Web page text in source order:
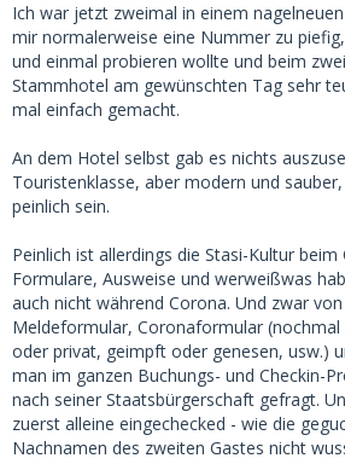
Ich war jetzt zweimal in einem
mir normalerweise eine Nummer zu
und einmal probieren wollte und beim
Stammhotel am gewünschten Tag sehr
mal einfach gemacht.
An dem Hotel selbst gab es nichts
Touristenklasse, aber modern und
peinlich sein.
Peinlich ist allerdings die Stasi-Kultur beim
Formulare, Ausweise und werweißwas
auch nicht während Corona. Und zwar
Meldeformular, Coronaformular (nochmal
oder privat, geimpft oder genesen, usw.)
man im ganzen Buchungs- und Checkin-
nach seiner Staatsbürgerschaft gefragt.
zuerst alleine eingechecked - wie die
Nachnamen des zweiten Gastes nicht